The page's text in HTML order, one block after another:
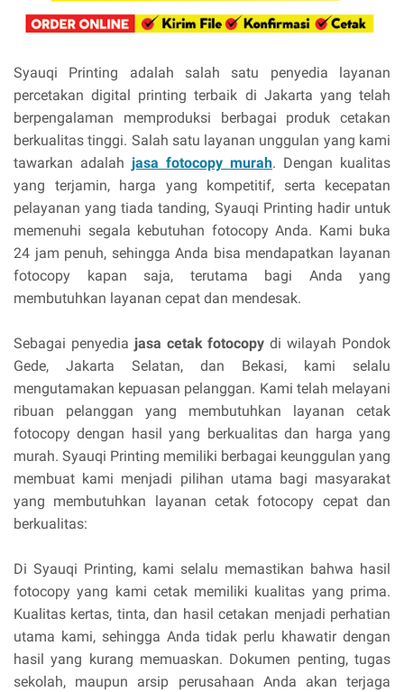
Syauqi Printing adalah salah satu penyedia layanan
percetakan digital printing terbaik di Jakarta yang telah
berpengalaman memproduksi berbagai produk cetakan
berkualitas tinggi. Salah satu layanan unggulan yang kami
tawarkan adalah jasa fotocopy murah. Dengan kualitas
yang terjamin, harga yang kompetitif, serta kecepatan
pelayanan yang tiada tanding, Syauqi Printing hadir untuk
memenuhi segala kebutuhan fotocopy Anda. Kami buka
24 jam penuh, sehingga Anda bisa mendapatkan layanan
fotocopy kapan saja, terutama bagi Anda yang
membutuhkan layanan cepat dan mendesak.
Sebagai penyedia jasa cetak fotocopy di wilayah Pondok
Gede, Jakarta Selatan, dan Bekasi, kami selalu
mengutamakan kepuasan pelanggan. Kami telah melayani
ribuan pelanggan yang membutuhkan layanan cetak
fotocopy dengan hasil yang berkualitas dan harga yang
murah. Syauqi Printing memiliki berbagai keunggulan yang
membuat kami menjadi pilihan utama bagi masyarakat
yang membutuhkan layanan cetak fotocopy cepat dan
berkualitas:
Di Syauqi Printing, kami selalu memastikan bahwa hasil
fotocopy yang kami cetak memiliki kualitas yang prima.
Kualitas kertas, tinta, dan hasil cetakan menjadi perhatian
utama kami, sehingga Anda tidak perlu khawatir dengan
hasil yang kurang memuaskan. Dokumen penting, tugas
sekolah, maupun arsip perusahaan Anda akan terjaga